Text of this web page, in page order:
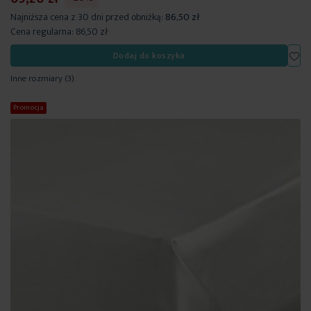
Najniższa cena z 30 dni przed obniżką: 86,50 zł
Cena regularna: 86,50 zł
Dodaj do koszyka
Inne rozmiary(3)
Promocja